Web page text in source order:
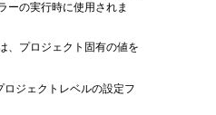
ーの実行時に使用されま
、プロジェクト固有の値を
ジェクトレベルの設定フ